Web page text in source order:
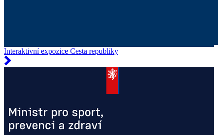
Interaktivní expozice Cesta republiky